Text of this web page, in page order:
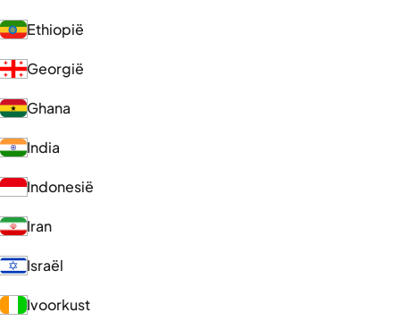
Ethiopië
Georgië
Ghana
India
Indonesië
Iran
Israël
Ivoorkust